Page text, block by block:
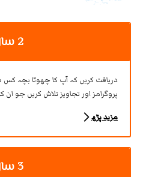
2 سال
دریافت کریں کہ آپ کا چھوٹا بچہ کس
پروگرامز اور تجاویز تلاش کریں جو
مزید پڑھ
3 سال